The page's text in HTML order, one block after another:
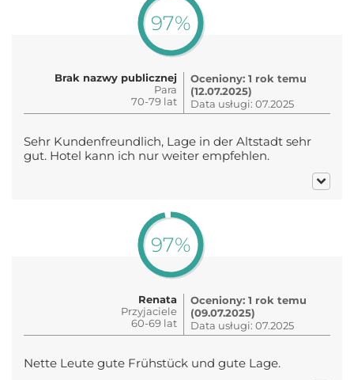
97%
Brak nazwy publicznej
Para
70-79 lat
Oceniony: 1 rok temu
(12.07.2025)
Data usługi: 07.2025
Sehr Kundenfreundlich, Lage in der Altstadt sehr
gut. Hotel kann ich nur weiter empfehlen.
97%
Renata
Przyjaciele
60-69 lat
Oceniony: 1 rok temu
(09.07.2025)
Data usługi: 07.2025
Nette Leute gute Frühstück und gute Lage.